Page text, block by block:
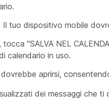
tuo dispositivo mobile
"SALVA NEL
calendario in uso.
aprirsi,
dei messaggi che